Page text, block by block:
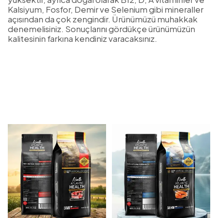
Kalsiyum, Fosfor, Demir ve Selenium gibi mineraller
açısından da çok zengindir. Ürünümüzü muhakkak
denemelisiniz. Sonuçlarını gördükçe ürünümüzün
kalitesinin farkına kendiniz varacaksınız.